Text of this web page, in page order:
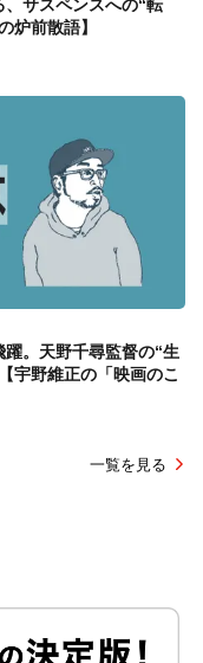
サスペンスへの“転
炉前散語】
躍。天野千尋監督の“生
宇野維正の「映画のこ
一覧を見る